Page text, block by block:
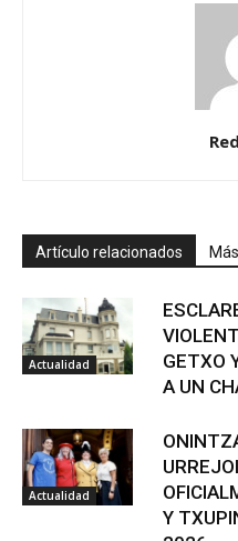
Artículo relacionados
Actualidad
GETXO
A UN
Actualidad
Y